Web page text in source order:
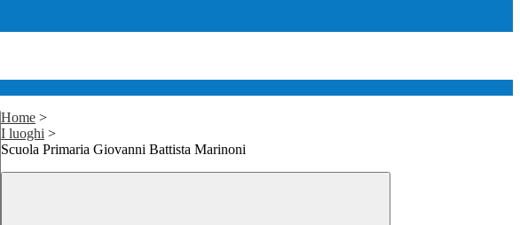
Home >
I luoghi >
Scuola Primaria Giovanni Battista Marinoni